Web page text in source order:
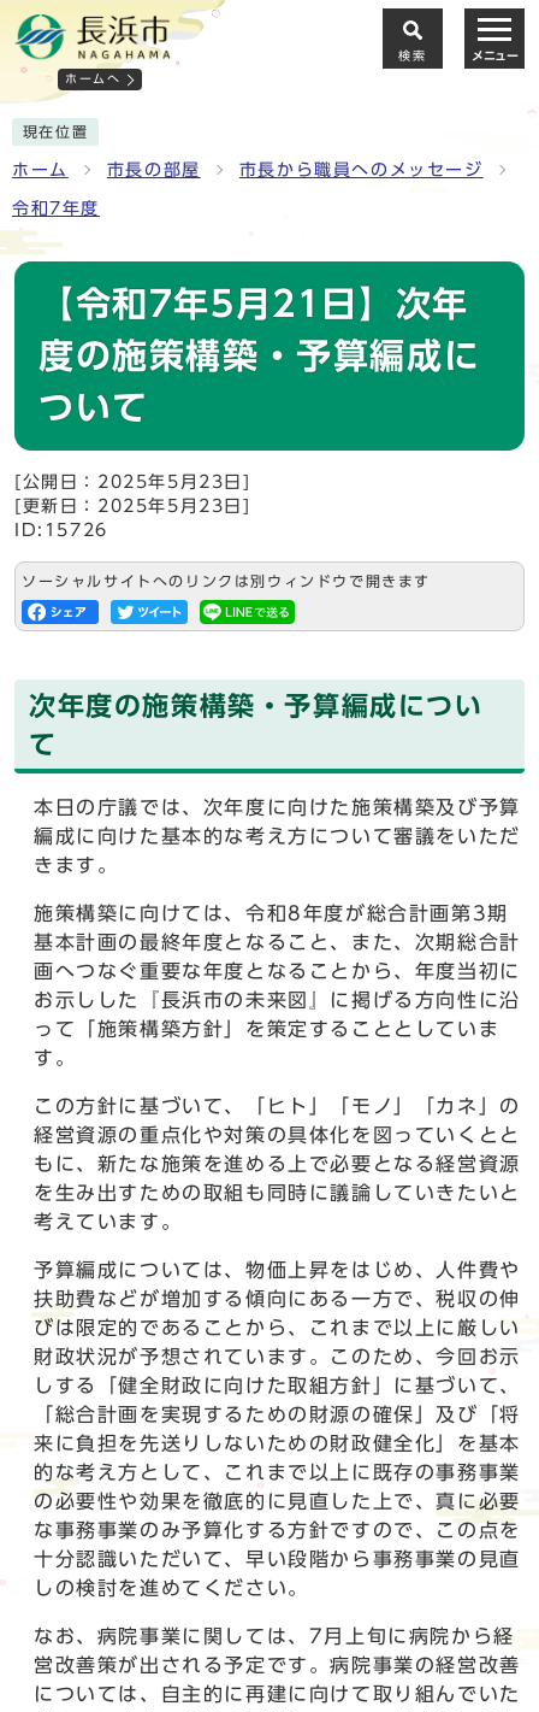
ホームへ
検索 メニュー
現在位置
ホーム 市長の部屋 市長から職員へのメッセージ
令和7年度
【令和7年5月21日】次年
度の施策構築・予算編成に
ついて
[公開日：2025年5月23日]
[更新日：2025年5月23日]
ID:15726
ソーシャルサイトへのリンクは別ウィンドウで開きます
次年度の施策構築・予算編成につい
て
本日の庁議では、次年度に向けた施策構築及び予算
編成に向けた基本的な考え方について審議をいただ
きます。
施策構築に向けては、令和8年度が総合計画第3期
基本計画の最終年度となること、また、次期総合計
画へつなぐ重要な年度となることから、年度当初に
お示しした『長浜市の未来図』に掲げる方向性に沿
って「施策構築方針」を策定することとしていま
す。
この方針に基づいて、「ヒト」「モノ」「カネ」の
経営資源の重点化や対策の具体化を図っていくとと
もに、新たな施策を進める上で必要となる経営資源
を生み出すための取組も同時に議論していきたいと
考えています。
予算編成については、物価上昇をはじめ、人件費や
扶助費などが増加する傾向にある一方で、税収の伸
びは限定的であることから、これまで以上に厳しい
財政状況が予想されています。このため、今回お示
しする「健全財政に向けた取組方針」に基づいて、
「総合計画を実現するための財源の確保」及び「将
来に負担を先送りしないための財政健全化」を基本
的な考え方として、これまで以上に既存の事務事業
の必要性や効果を徹底的に見直した上で、真に必要
な事務事業のみ予算化する方針ですので、この点を
十分認識いただいて、早い段階から事務事業の見直
しの検討を進めてください。
なお、病院事業に関しては、7月上旬に病院から経
営改善策が出される予定です。病院事業の経営改善
については、自主的に再建に向けて取り組んでいた